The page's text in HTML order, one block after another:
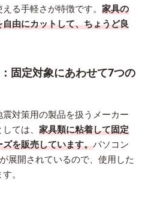
る手軽さが特徴です。 家具の
由にカットして、ちょうど良
固定対象にあわせて7つの
対策用の製品を扱うメーカー
ては、 家具類に粘着して固定
を販売しています。パソコン
展開されているので、使用した
。